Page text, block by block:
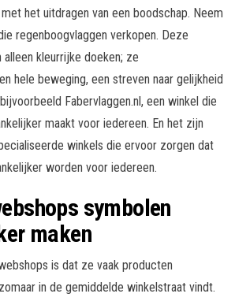
het uitdragen van een boodschap. Neem
regenboogvlaggen verkopen. Deze
kleurrijke doeken; ze
hele beweging, een streven naar gelijkheid
Fabervlaggen.nl, een winkel die
maakt voor iedereen. En het zijn
winkels die ervoor zorgen dat
worden voor iedereen.
symbolen
maken
is dat ze vaak producten
in de gemiddelde winkelstraat vindt.